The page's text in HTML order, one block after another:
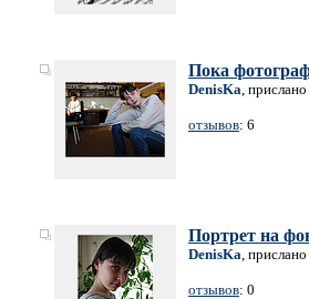
Пока
DenisKa,
отзывов: 6
Портрет на
DenisKa,
отзывов: 0